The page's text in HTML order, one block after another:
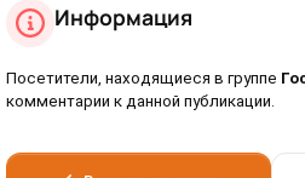
Информация
Посетители, находящиеся в группе
комментарии к данной публикации.